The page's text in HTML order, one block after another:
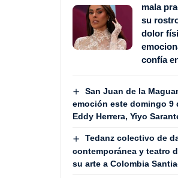
mala
su
dolor
confía
San Juan de la
emoción este domingo 9
Eddy Herrera, Yiyo
Tedanz colectivo de
contemporánea y teatro
su arte a Colombia